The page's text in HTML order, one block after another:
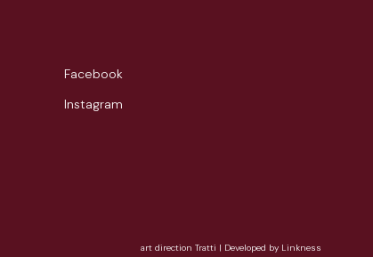
Facebook
Instagram
art direction Tratti | Developed by Linkness